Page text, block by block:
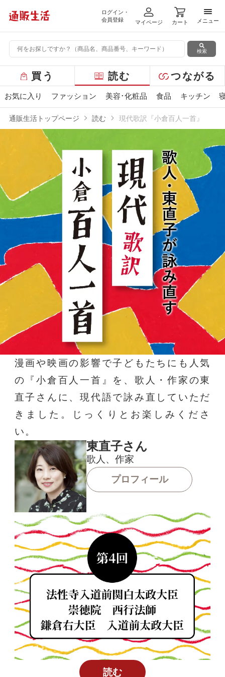
ログイン・
会員登録
マイページ カート
メニ
メニュー
検索
ー
バ
買う 読む つながる
お気に入り ファッション 美容･化粧品 食品 キッチン
通販生活トップページ 読む 現代歌訳『小倉百人一首』
漫画や映画の影響で子どもたちにも人気
の『小倉百人一首』を、歌人・作家の東
直子さんに、現代語で詠み直していただ
きました。じっくりとお楽しみくださ
い。
東直子さん
歌人、作家
プロフィール
読む